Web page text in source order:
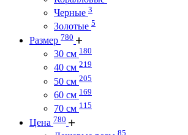
Черные 3
Золотые 5
Размер 780
30 см 180
40 см 219
50 см 205
60 см 169
70 см 115
Цена 780
85